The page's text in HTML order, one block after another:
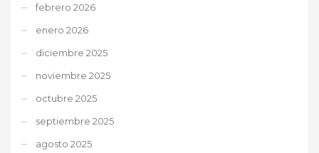
febrero 2026
enero 2026
diciembre 2025
noviembre 2025
octubre 2025
septiembre 2025
agosto 2025